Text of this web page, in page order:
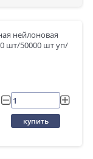
нейлоновая
шт/50000 шт уп/
купить